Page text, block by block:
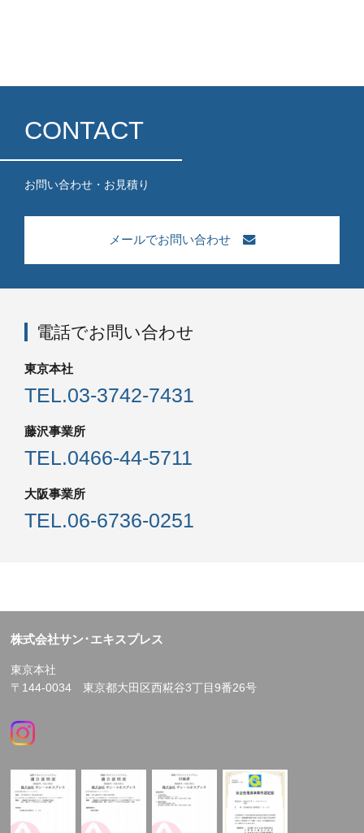
CONTACT
お問い合わせ・お見積り
メールでお問い合わせ
電話でお問い合わせ
東京本社
TEL.03-3742-7431
藤沢事業所
TEL.0466-44-5711
大阪事業所
TEL.06-6736-0251
株式会社サン･エキスプレス
東京本社
〒144-0034 東京都大田区西糀谷3丁目9番26号